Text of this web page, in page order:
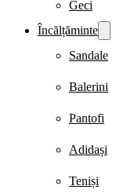
Geci
Încălțăminte
Sandale
Balerini
Pantofi
Adidași
Teniși